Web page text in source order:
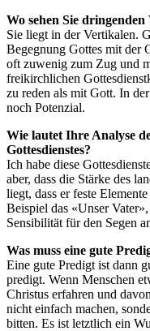
Wo sehen Sie
Sie liegt in der Vertikalen.
Begegnung Gottes mit der
oft zuwenig zum Zug und
freikirchlichen
zu reden als mit Gott. In
noch Potenzial.
Wie lautet Ihre Analyse
Gottesdienstes?
Ich habe diese
aber, dass die Stärke des
liegt, dass er feste
Beispiel das «Unser
Sensibilität für den Segen
Was muss eine gute
Eine gute Predigt ist dann
predigt. Wenn Menschen
Christus erfahren und
nicht einfach machen,
bitten. Es ist letztlich ein